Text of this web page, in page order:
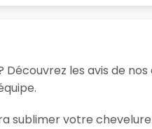
les avis de
sublimer votre chevelure